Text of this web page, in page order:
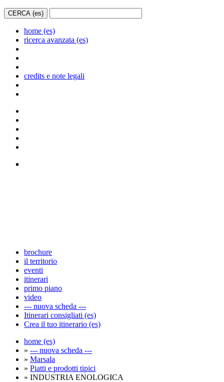
home (es)
ricerca avanzata (es)
credits e note legali
brochure
il territorio
eventi
itinerari
primo piano
video
--- nuova scheda ---
Itinerari consigliati (es)
Crea il tuo itinerario (es)
home (es)
» --- nuova scheda ---
» Marsala
» Piatti e prodotti tipici
» INDUSTRIA ENOLOGICA